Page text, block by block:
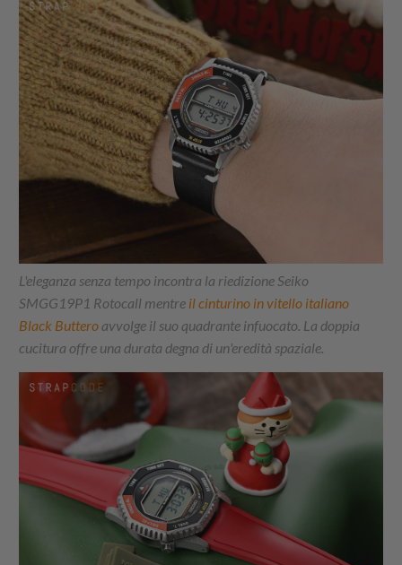
L'eleganza senza tempo incontra la riedizione Seiko
SMGG19P1 Rotocall mentre il cinturino in vitello italiano
Black Butteroavvolge il suo quadrante infuocato. La doppia
cucitura offre una durata degna di un'eredità spaziale.